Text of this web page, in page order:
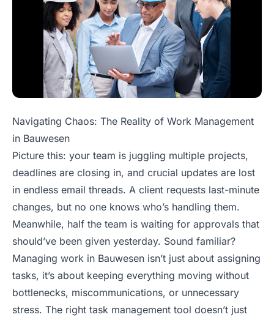
Navigating Chaos: The Reality of Work Management
in Bauwesen
Picture this: your team is juggling multiple projects,
deadlines are closing in, and crucial updates are lost
in endless email threads. A client requests last-minute
changes, but no one knows who’s handling them.
Meanwhile, half the team is waiting for approvals that
should’ve been given yesterday. Sound familiar?
Managing work in Bauwesen isn’t just about assigning
tasks, it’s about keeping everything moving without
bottlenecks, miscommunications, or unnecessary
stress. The right task management tool doesn’t just